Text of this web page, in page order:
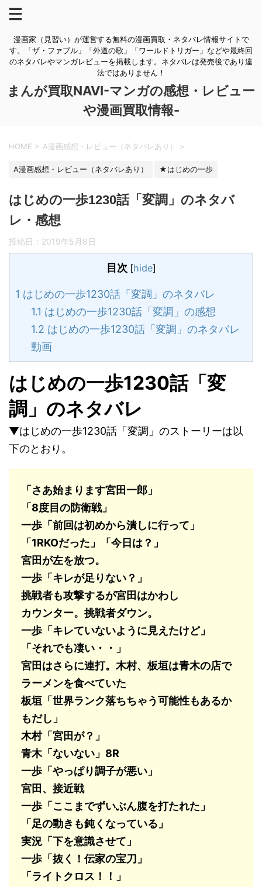
漫画家（見習い）が運営する無料の漫画買取・ネタバレ情報サイトで
す。「ザ・ファブル」「外道の歌」「ワールドトリガー」などや最終回
のネタバレやマンガレビューを掲載します。ネタバレは発売後であり違
法ではありません！
まんが買取NAVI-マンガの感想・レビュー
や漫画買取情報-
HOME > A漫画感想・レビュー（ネタバレあり） >
A漫画感想・レビュー（ネタバレあり） ★はじめの一歩
はじめの一歩1230話「変調」のネタバ
レ・感想
投稿日： 2019年5月8日
目次 [hide]
1 はじめの一歩1230話「変調」のネタバレ
1.1 はじめの一歩1230話「変調」の感想
1.2 はじめの一歩1230話「変調」のネタバレ
動画
はじめの一歩1230話「変
調」のネタバレ
▼はじめの一歩1230話「変調」のストーリーは以
下のとおり。
「さあ始まります宮田一郎」
「8度目の防衛戦」
一歩「前回は初めから潰しに行って」
「1RKOだった」「今日は？」
宮田が左を放つ。
一歩「キレが足りない？」
挑戦者も攻撃するが宮田はかわし
カウンター。挑戦者ダウン。
一歩「キレていないように見えたけど」
「それでも凄い・・」
宮田はさらに連打。 木村、板垣は青木の店で
ラーメンを食べていた
板垣「世界ランク落ちちゃう可能性もあるか
もだし」
木村「宮田が？」
青木「ないない」 8R
一歩「やっぱり調子が悪い」
宮田、接近戦
一歩「ここまでずいぶん腹を打たれた」
「足の動きも鈍くなっている」
実況「下を意識させて」
一歩「抜く！伝家の宝刀」
「ライトクロス！！」